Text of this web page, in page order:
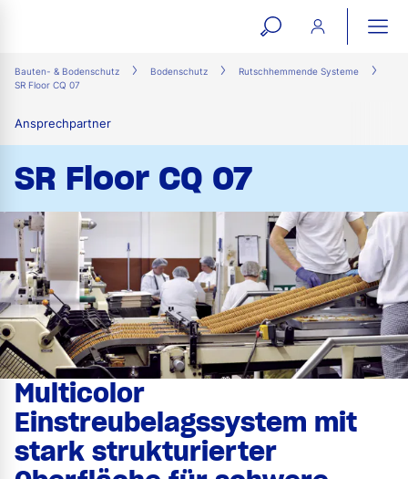
open
search
Bauten- & Bodenschutz Bodenschutz
Rutschhemmende Systeme
SR Floor CQ 07
Ansprechpartner
SR Floor CQ 07
Multicolor
Einstreubelagssystem mit
stark strukturierter